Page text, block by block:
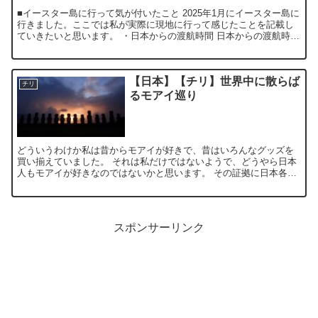
■イースター島に行って気が付いたこと 2025年1月にイースター島に
行きました。ここでは私が実際に現地に行って感じたことを記載し
ていきたいと思います。 ・日本からの渡航時間 日本からの渡航時間
チリ
【日本】【チリ】世界中に散らば
るモアイ巡り
どういうわけか私は昔からモアイが好きで、昔はいろんなグッズを
買い揃えていました。 それは私だけではないようで、どうやら日本
人もモアイが好きなのではないかと思います。 その証拠に日本各地
スポンサーリンク